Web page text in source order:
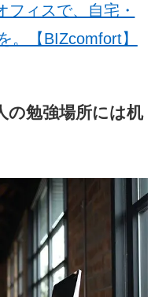
フィスで、自宅・
。【BIZcomfort】
の勉強場所には机